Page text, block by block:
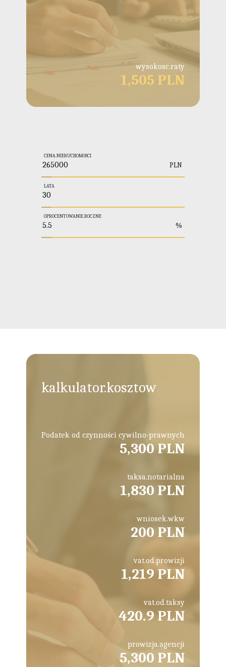
wysokosc.raty
1,505 PLN
CENA.NIERUCHOMOSCI
PLN
LATA
OPROCENTOWANIE.ROCZNE
%
kalkulator.kosztow
Podatek od czynności cywilno-prawnych
5,300 PLN
taksa.notarialna
1,830 PLN
wniosek.wkw
200 PLN
vat.od.prowizji
1,219 PLN
vat.od.taksy
420.9 PLN
prowizja.agencji
5,300 PLN